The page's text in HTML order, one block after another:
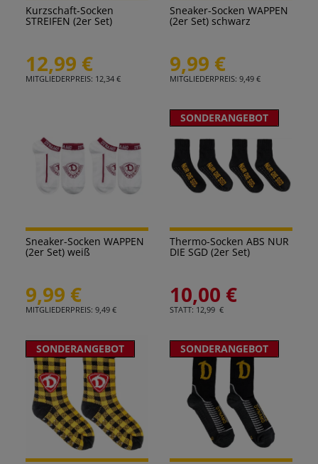
Kurzschaft-Socken
STREIFEN (2er Set)
12,99 €
MITGLIEDERPREIS: 12,34 €
Sneaker-Socken WAPPEN
(2er Set) schwarz
9,99 €
MITGLIEDERPREIS: 9,49 €
Sneaker-Socken WAPPEN
(2er Set) weiß
9,99 €
MITGLIEDERPREIS: 9,49 €
SONDERANGEBOT
Thermo-Socken ABS NUR
DIE SGD (2er Set)
10,00 €
STATT: 12,99 €
SONDERANGEBOT SONDERANGEBOT